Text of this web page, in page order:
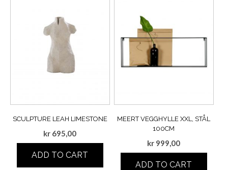
SCULPTURE LEAH LIMESTONE
kr 695,00
ADD TO CART
MEERT VEGGHYLLE XXL, STÅL
100CM
kr 999,00
ADD TO CART